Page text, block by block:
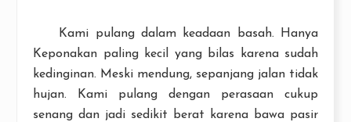
Kami pulang dalam keadaan basah. Hanya
Keponakan paling kecil yang bilas karena sudah
kedinginan. Meski mendung, sepanjang jalan tidak
hujan. Kami pulang dengan perasaan cukup
senang dan jadi sedikit berat karena bawa pasir